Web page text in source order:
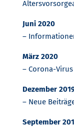
Juni 2020
–
März 2020
– Corona-Virus
Dezember
– Neue
September